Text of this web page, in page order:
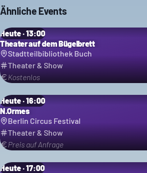
Ähnliche Events
Heute · 13:00
Theater auf dem Bügelbrett
Stadtteilbibliothek Buch
Theater & Show
Kostenlos
Heute · 16:00
N.Ormes
Berlin Circus Festival
Theater & Show
Preis auf Anfrage
Heute · 17:00